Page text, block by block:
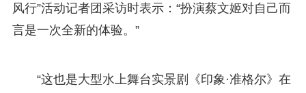
风行”活动记者团采访时表示：“扮演蔡文姬对自己而
言是一次全新的体验。”
“这也是大型水上舞台实景剧《印象·准格尔》在